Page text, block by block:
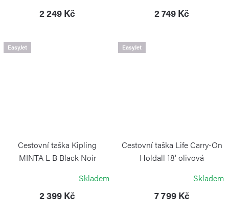
2 249 Kč 2 749 Kč
EasyJet
Cestovní taška Kipling
MINTA L B Black Noir
Skladem
2 399 Kč
EasyJet
Cestovní taška Life Carry-On
Holdall 18' olivová
Skladem
7 799 Kč